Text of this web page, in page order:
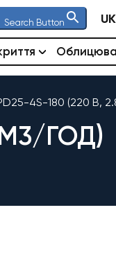
Search Button UK
4S-180 (220 В,
М3/ГОД)